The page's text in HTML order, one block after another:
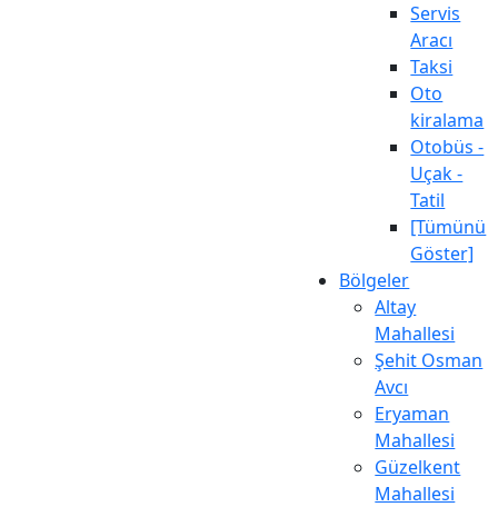
Servis
Aracı
Taksi
Oto
kiralama
Otobüs -
Uçak -
Tatil
[Tümünü
Göster]
Bölgeler
Altay
Mahallesi
Şehit Osman
Avcı
Eryaman
Mahallesi
Güzelkent
Mahallesi